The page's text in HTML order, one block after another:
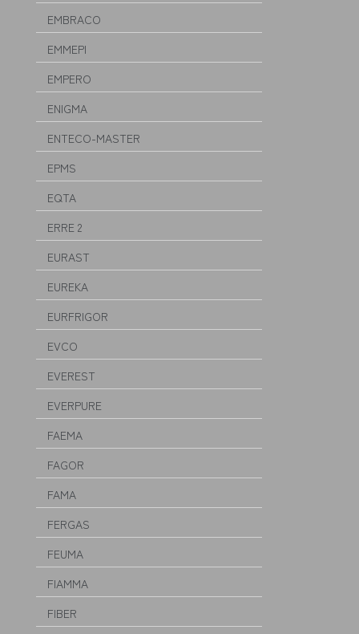
EMBRACO
EMMEPI
EMPERO
ENIGMA
ENTECO-MASTER
EPMS
EQTA
ERRE 2
EURAST
EUREKA
EURFRIGOR
EVCO
EVEREST
EVERPURE
FAEMA
FAGOR
FAMA
FERGAS
FEUMA
FIAMMA
FIBER